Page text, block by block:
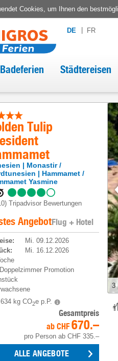
Cookies, um Ihnen den
DE FR
Badeferien Städtereisen
Tulip
Monastir /
Hammamet /
Yasmine
Tripadvisor Bewertungen
AngebotFlug + Hotel
:
Mi. 09.12.2026
:
Mi. 16.12.2026
Doppelzimmer Promotion
634 kg CO2e p.P.
Gesamtpreis
ab CHF 670.–
pro Person ab CHF 335.–
ALLE ANGEBOTE
3